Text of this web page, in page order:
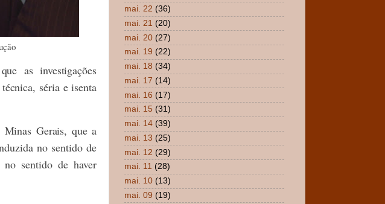
as investigações
séria e isenta
Minas Gerais, que a
no sentido de
no sentido de haver
mai. 22 (36)
mai. 21 (20)
mai. 20 (27)
mai. 19 (22)
mai. 18 (34)
mai. 17 (14)
mai. 16 (17)
mai. 15 (31)
mai. 14 (39)
mai. 13 (25)
mai. 12 (29)
mai. 11 (28)
mai. 10 (13)
mai. 09 (19)